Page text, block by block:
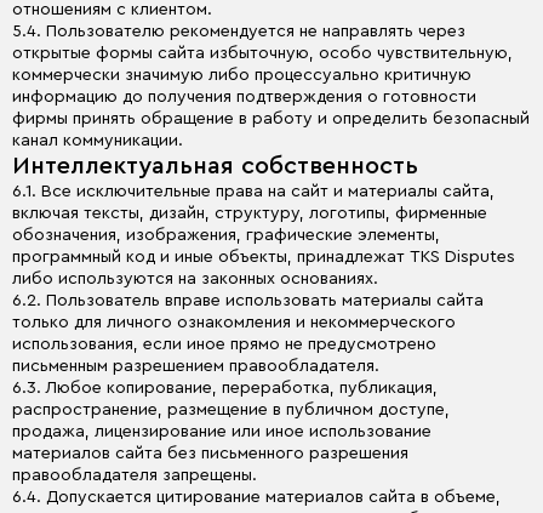
отношениям с клиентом.
5.4. Пользователю рекомендуется не направлять через
открытые формы сайта избыточную, особо чувствительную,
коммерчески значимую либо процессуально критичную
информацию до получения подтверждения о готовности
фирмы принять обращение в работу и определить безопасный
канал коммуникации.
Интеллектуальная собственность
6.1. Все исключительные права на сайт и материалы сайта,
включая тексты, дизайн, структуру, логотипы, фирменные
обозначения, изображения, графические элементы,
программный код и иные объекты, принадлежат TKS Disputes
либо используются на законных основаниях.
6.2. Пользователь вправе использовать материалы сайта
только для личного ознакомления и некоммерческого
использования, если иное прямо не предусмотрено
письменным разрешением правообладателя.
6.3. Любое копирование, переработка, публикация,
распространение, размещение в публичном доступе,
продажа, лицензирование или иное использование
материалов сайта без письменного разрешения
правообладателя запрещены.
6.4. Допускается цитирование материалов сайта в объеме,